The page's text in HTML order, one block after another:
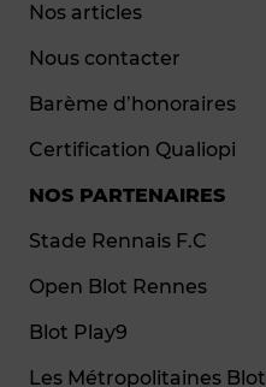
Nos articles
Nous contacter
Barème d’honoraires
Certification Qualiopi
NOS PARTENAIRES
Stade Rennais F.C
Open Blot Rennes
Blot Play9
Les Métropolitaines Blot